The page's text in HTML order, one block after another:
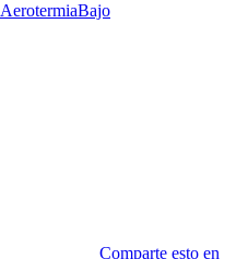
AerotermiaBajo
Comparte esto en